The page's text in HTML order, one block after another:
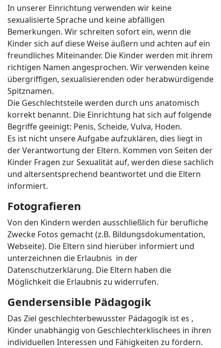
In unserer Einrichtung verwenden wir keine
sexualisierte Sprache und keine abfälligen
Bemerkungen. Wir schreiten sofort ein, wenn die
Kinder sich auf diese Weise äußern und achten auf ein
freundliches Miteinander. Die Kinder werden mit ihrem
richtigen Namen angesprochen. Wir verwenden keine
übergriffigen, sexualisierenden oder herabwürdigende
Spitznamen.
Die Geschlechtsteile werden durch uns anatomisch
korrekt benannt. Die Einrichtung hat sich auf folgende
Begriffe geeinigt: Penis, Scheide, Vulva, Hoden.
Es ist nicht unsere Aufgabe aufzuklären, dies liegt in
der Verantwortung der Eltern. Kommen von Seiten der
Kinder Fragen zur Sexualität auf, werden diese sachlich
und altersentsprechend beantwortet und die Eltern
informiert.
Fotografieren
Von den Kindern werden ausschließlich für berufliche
Zwecke Fotos gemacht (z.B. Bildungsdokumentation,
Webseite). Die Eltern sind hierüber informiert und
unterzeichnen die Erlaubnis in der
Datenschutzerklärung. Die Eltern haben die
Möglichkeit die Erlaubnis zu widerrufen.
Gendersensible Pädagogik
Das Ziel geschlechterbewusster Pädagogik ist es ,
Kinder unabhängig von Geschlechterklischees in ihren
individuellen Interessen und Fähigkeiten zu fördern.